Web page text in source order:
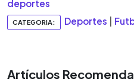
deportes
CATEGORIA: Deportes
Artículos